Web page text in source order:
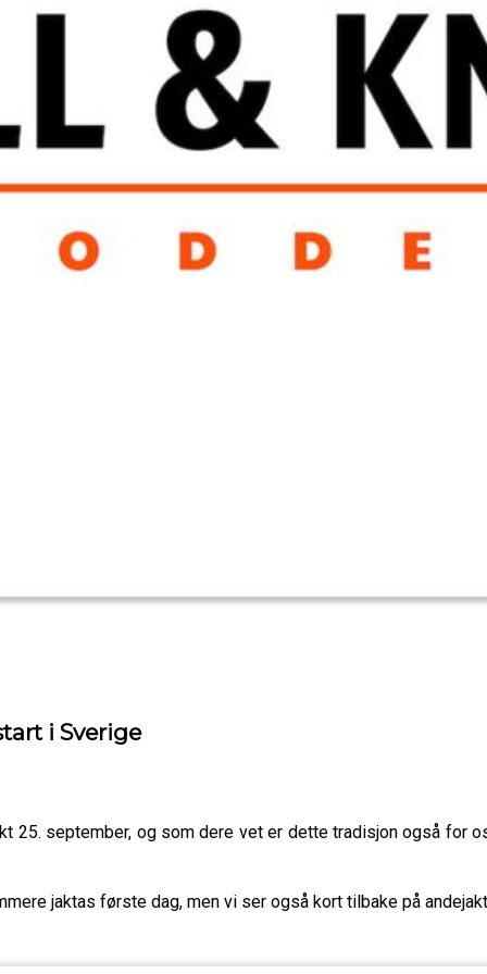
i Sverige
25. september, og som dere vet er dette tradisjon også for
jaktas første dag, men vi ser også kort tilbake på